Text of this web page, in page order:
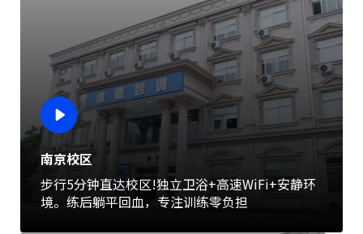
南京校区
步行5分钟直达校区!独立卫浴+高速WiFi+安静环
境。练后躺平回血，专注训练零负担